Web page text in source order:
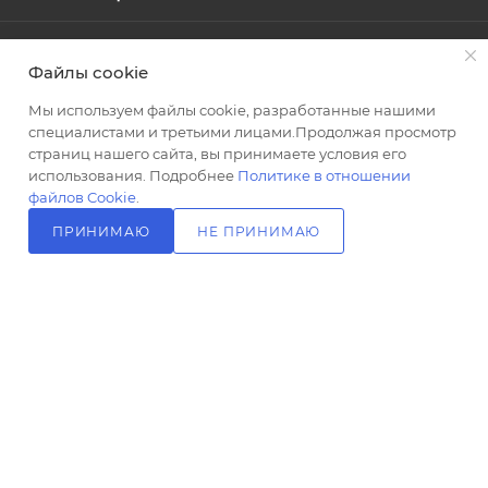
В КОРЗИНУ
товара
Опоры
Стиль
современный
Высота,
9.2
ПОДПИСАТЬСЯ НА РАССЫЛКУ
+7 (499) 703-24-24
info@l-24.ru
Файлы cookie
Мы используем файлы cookie, разработанные нашими
специалистами и третьими лицами.Продолжая просмотр
страниц нашего сайта, вы принимаете условия его
использования. Подробнее Политике в отношении
файлов Cookie
ПРИНИМАЮ НЕ ПРИНИМАЮ